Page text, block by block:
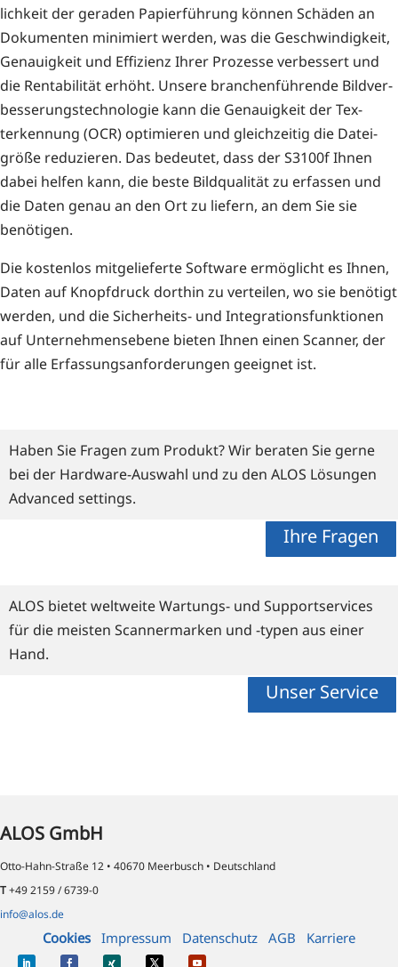
lich­keit der gera­den Papier­füh­rung kön­nen Schä­den an
Doku­men­ten mini­miert wer­den, was die Geschwin­dig­keit,
Genau­ig­keit und Effi­zi­enz Ihrer Pro­zes­se ver­bes­sert und
die Ren­ta­bi­li­tät erhöht. Unse­re bran­chen­füh­ren­de Bild­ver­
bes­se­rungs­tech­no­lo­gie kann die Genau­ig­keit der Tex­
terken­nung (OCR) opti­mie­ren und gleich­zei­tig die Datei­
grö­ße redu­zie­ren. Das bedeu­tet, dass der S3100f Ihnen
dabei hel­fen kann, die bes­te Bild­qua­li­tät zu erfas­sen und
die Daten genau an den Ort zu lie­fern, an dem Sie sie
benötigen.
Die kos­ten­los mit­ge­lie­fer­te Soft­ware ermög­licht es Ihnen,
Daten auf Knopf­druck dort­hin zu ver­tei­len, wo sie benö­tigt
wer­den, und die Sicher­heits- und Inte­gra­ti­ons­funk­tio­nen
auf Unter­neh­mens­ebe­ne bie­ten Ihnen einen Scan­ner, der
für alle Erfas­sungs­an­for­de­run­gen geeig­net ist.
Haben Sie Fragen zum Produkt? Wir beraten Sie gerne
bei der Hardware-Auswahl und zu den ALOS Lösungen
Advanced settings.
Ihre Fragen
ALOS bietet weltweite Wartungs- und Supportservices
für die meisten Scannermarken und -typen aus einer
Hand.
Unser Service
ALOS GmbH
Otto-Hahn-Straße 12 • 40670 Meerbusch • Deutschland
T+49 2159 / 6739-0
info@alos.de
Cookies Impressum Datenschutz AGB Karriere